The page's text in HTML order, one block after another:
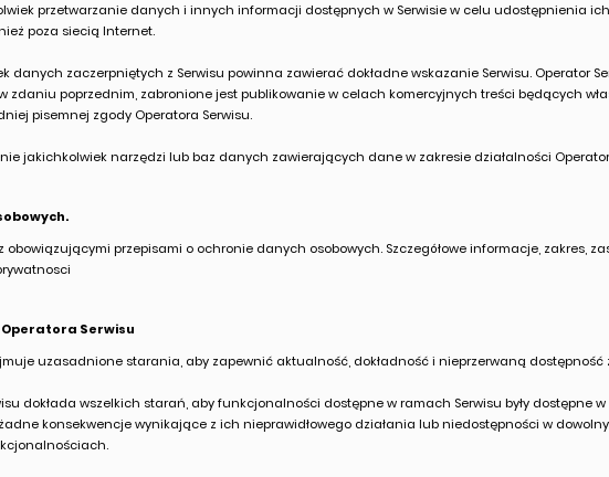
przetwarzanie danych i innych informacji dostępnych w Serwisie w celu udostępnienia
poza siecią Internet.
danych zaczerpniętych z Serwisu powinna zawierać dokładne wskazanie Serwisu. Operator
zdaniu poprzednim, zabronione jest publikowanie w celach komercyjnych treści będących
pisemnej zgody Operatora Serwisu.
jakichkolwiek narzędzi lub baz danych zawierających dane w zakresie działalności
obowiązującymi przepisami o ochronie danych osobowych. Szczegółowe informacje, zakres,
Serwisu
uzasadnione starania, aby zapewnić aktualność, dokładność i nieprzerwaną dostępność
dokłada wszelkich starań, aby funkcjonalności dostępne w ramach Serwisu były dostępne w
konsekwencje wynikające z ich nieprawidłowego działania lub niedostępności w